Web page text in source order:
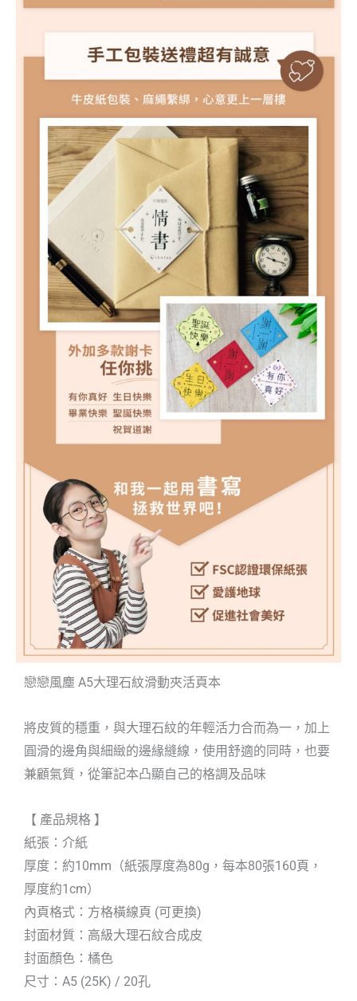
戀戀風塵 A5大理石紋滑動夾活頁本
將皮質的穩重，與大理石紋的年輕活力合而為一，加上
圓滑的邊角與細緻的邊緣縫線，使用舒適的同時，也要
兼顧氣質，從筆記本凸顯自己的格調及品味
【 產品規格 】
紙張：介紙
厚度：約10mm（紙張厚度為80g，每本80張160頁，
厚度約1cm）
內頁格式：方格橫線頁 (可更換)
封面材質：高級大理石紋合成皮
封面顏色：橘色
尺寸：A5 (25K) / 20孔